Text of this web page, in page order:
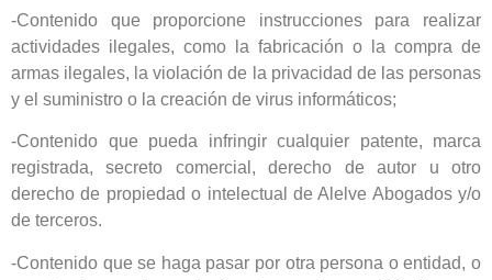
-Contenido que proporcione instrucciones para realizar
actividades ilegales, como la fabricación o la compra de
armas ilegales, la violación de la privacidad de las personas
y el suministro o la creación de virus informáticos;
-Contenido que pueda infringir cualquier patente, marca
registrada, secreto comercial, derecho de autor u otro
derecho de propiedad o intelectual de Alelve Abogados y/o
de terceros.
-Contenido que se haga pasar por otra persona o entidad, o